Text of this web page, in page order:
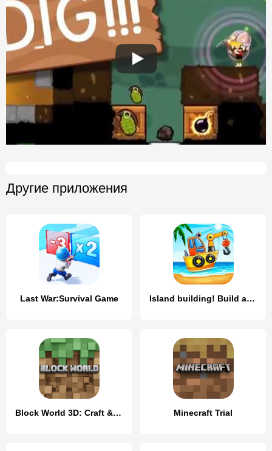
Другие приложения
Last War:Survival Game Island building! Build a house
Block World 3D: Craft & Build Minecraft Trial